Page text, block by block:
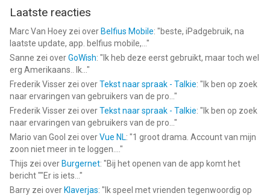
Laatste reacties
Marc Van Hoey zei over Belfius Mobile: "beste, iPadgebruik, na
laatste update, app. belfius mobile,... "
Sanne zei overGoWish: " Ik heb deze eerst gebruikt, maar toch wel
erg Amerikaans.. Ik... "
Frederik Visser zei overTekst naar spraak - Talkie: " Ik ben op zoek
naar ervaringen van gebruikers van de pro... "
Frederik Visser zei overTekst naar spraak - Talkie: " Ik ben op zoek
naar ervaringen van gebruikers van de pro... "
Mario van Gool zei overVue NL: "1 groot drama. Account van mijn
zoon niet meer in te loggen.... "
Thijs zei over Burgernet: "Bij het openen van de app komt het
bericht ""Er is iets... "
Barry zei over Klaverjas: " Ik speel met vrienden tegenwoordig op